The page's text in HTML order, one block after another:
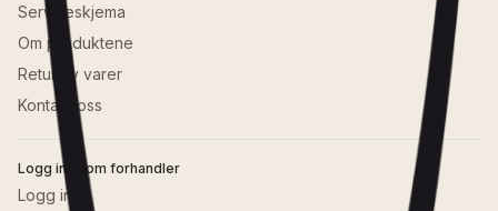
Serviceskjema
Om produktene
Retur av varer
Kontakt oss
Logg inn som forhandler
Logg inn